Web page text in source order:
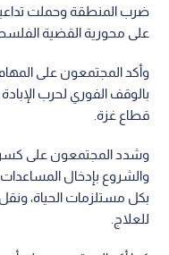
ضرب المنطقة وحملت
على محورية القضية
وأكد المجتمعون على المهام
بالوقف الفوري لحرب
قطاع غزة.
وشدد المجتمعون على
والشروع بإدخال المساعدات
بكل مستلزمات الحياة،
للعلاج.